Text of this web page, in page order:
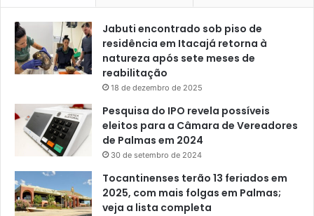
Jabuti encontrado sob piso de
residência em Itacajá retorna à
natureza após sete meses de
reabilitação
18 de dezembro de 2025
Pesquisa do IPO revela possíveis
eleitos para a Câmara de Vereadores
de Palmas em 2024
30 de setembro de 2024
Tocantinenses terão 13 feriados em
2025, com mais folgas em Palmas;
veja a lista completa